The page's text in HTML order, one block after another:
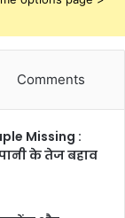
Comments
Missing :
के तेज बहाव